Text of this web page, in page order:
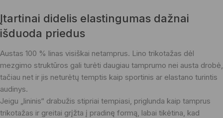
Įtartinai didelis elastingumas dažnai
išduoda priedus
Austas 100 % linas visiškai netamprus. Lino trikotažas dėl
mezgimo struktūros gali turėti daugiau tamprumo nei austa drobė,
tačiau net ir jis neturėtų temptis kaip sportinis ar elastano turintis
audinys.
Jeigu „lininis“ drabužis stipriai tempiasi, priglunda kaip tamprus
trikotažas ir greitai grįžta į pradinę formą, labai tikėtina, kad